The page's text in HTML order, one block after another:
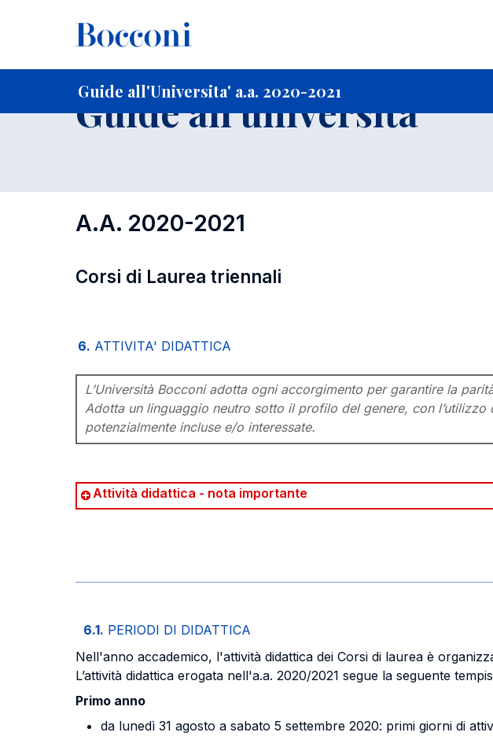
Guide all'Universita' a.a. 2020-2021
Home Per studenti iscritti
Guide all'universita'
A.A. 2020-2021
Corsi di Laurea triennali
6. ATTIVITA' DIDATTICA
L’Università Bocconi adotta ogni accorgimento per garantire la
Adotta un linguaggio neutro sotto il profilo del genere, con
potenzialmente incluse e/o interessate.
Attività didattica - nota importante
6.1. PERIODI DI DIDATTICA
Nell'anno accademico, l'attività didattica dei Corsi di laurea è
L’attività didattica erogata nell'a.a. 2020/2021 segue la seguente
Primo anno
da lunedì 31 agosto a sabato 5 settembre 2020: primi giorni di